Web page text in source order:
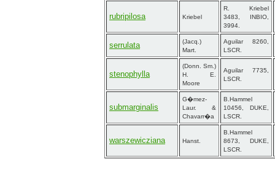
rubripilosa Kriebel
R. Kriebel
3483, INBIO,
3994.
serrulata
(Jacq.)
Mart.
Aguilar 8260,
LSCR.
stenophylla
(Donn. Sm.)
H. E.
Moore
Aguilar 7735,
LSCR.
submarginalis
G�mez-
Laur. &
Chavarr�a
B.Hammel
10456, DUKE,
LSCR.
warszewicziana Hanst.
B.Hammel
8673, DUKE,
LSCR.